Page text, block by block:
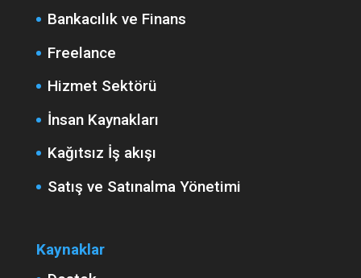
Bankacılık ve Finans
Freelance
Hizmet Sektörü
İnsan Kaynakları
Kağıtsız İş akışı
Satış ve Satınalma Yönetimi
Kaynaklar